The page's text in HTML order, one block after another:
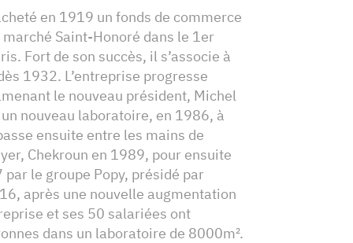
en 1919 un fonds de commerce
Saint-Honoré dans le 1er
Fort de son succès, il s’associe à
1932. L’entreprise progresse
le nouveau président, Michel
nouveau laboratoire, en 1986, à
ensuite entre les mains de
Chekroun en 1989, pour ensuite
le groupe Popy, présidé par
après une nouvelle augmentation
et ses 50 salariées ont
dans un laboratoire de 8000m².